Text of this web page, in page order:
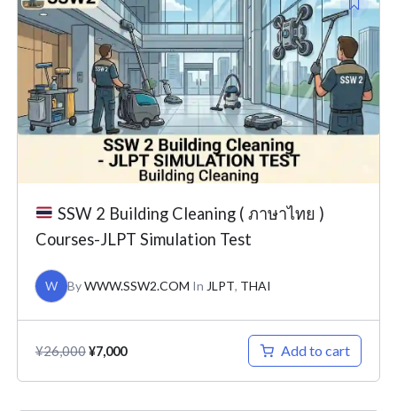
SSW 2 Building Cleaning ( ภาษาไทย )
Courses-JLPT Simulation Test
W ByWWW.SSW2.COM In JLPT, THAI
¥26,000
price
was:
¥26,000.
¥7,000
price
is:
¥7,000.
Add to cart